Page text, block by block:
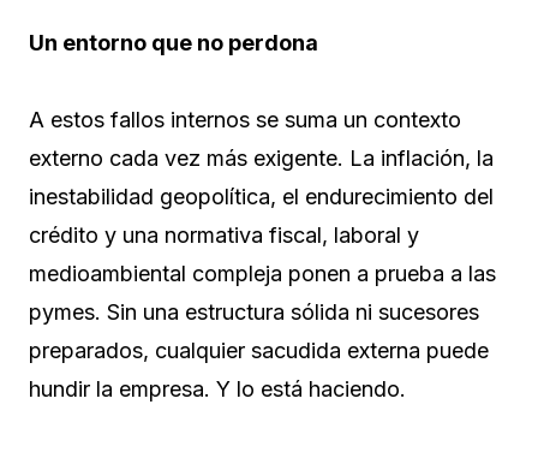
Un entorno que no perdona
A estos fallos internos se suma un contexto
externo cada vez más exigente. La inflación, la
inestabilidad geopolítica, el endurecimiento del
crédito y una normativa fiscal, laboral y
medioambiental compleja ponen a prueba a las
pymes. Sin una estructura sólida ni sucesores
preparados, cualquier sacudida externa puede
hundir la empresa. Y lo está haciendo.